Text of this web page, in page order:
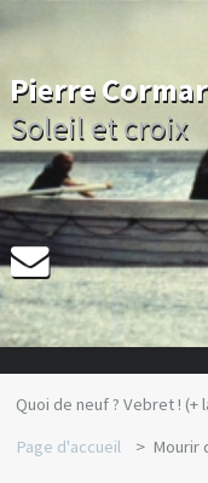
Pierre
Soleil et croix
Quoi de neuf ? Vebret !
Page d'accueil
Mourir